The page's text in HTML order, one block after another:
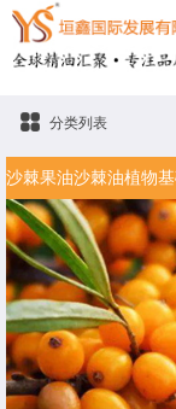
分类列表
沙棘果油沙棘油植物